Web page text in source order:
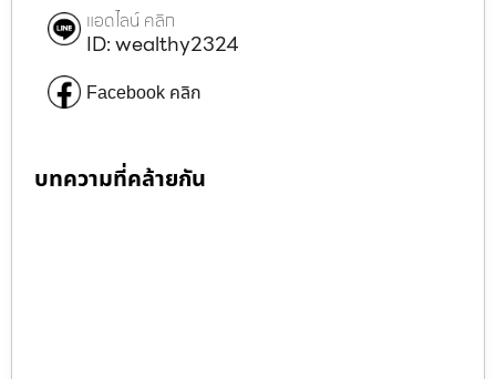
แอดไลน์ คลิก
ID: wealthy2324
Facebook คลิก
บทความที่คล้ายกัน